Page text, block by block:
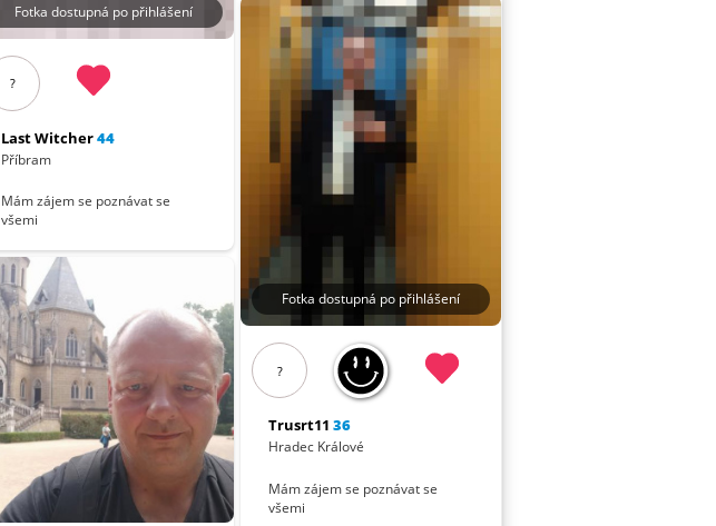
Fotka dostupná po přihlášení
?
Last Witcher44
Příbram
Mám zájem se poznávat se
všemi
Fotka dostupná po přihlášení
?
Trusrt11 36
Hradec Králové
Mám zájem se poznávat se
všemi